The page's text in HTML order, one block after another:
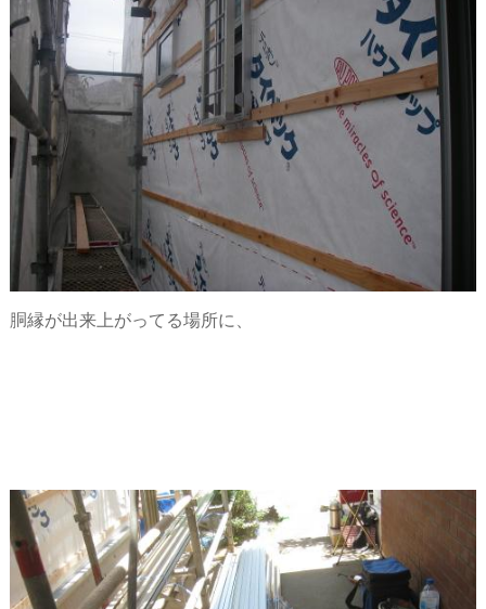
胴縁が出来上がってる場所に、